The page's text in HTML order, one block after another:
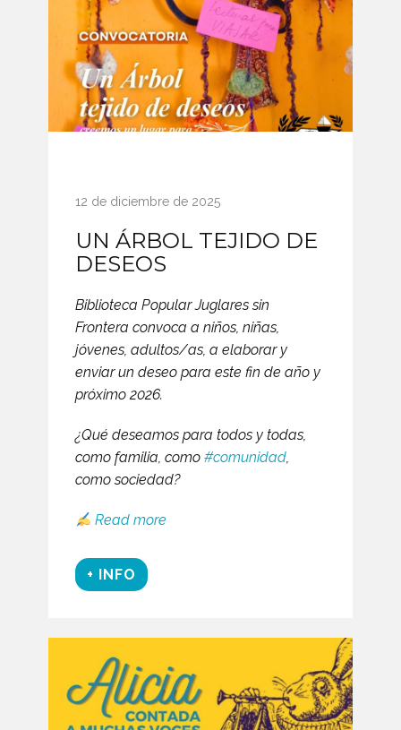
12 de diciembre de 2025
UN ÁRBOL TEJIDO DE
DESEOS
Biblioteca Popular Juglares sin
Frontera convoca a niños, niñas,
jóvenes, adultos/as, a elaborar y
enviar un deseo para este fin de año y
próximo 2026.
¿Qué deseamos para todos y todas,
como familia, como #comunidad,
como sociedad?
Read more
+ INFO